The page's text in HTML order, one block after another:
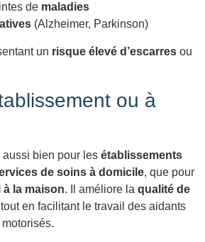
de maladies
(Alzheimer, Parkinson)
un risque élevé d’escarres ou
ou à
bien pour les établissements
de soins à domicile, que pour
la maison. Il améliore la qualité de
tout en facilitant le travail des aidants